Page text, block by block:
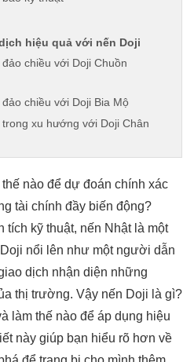
hiệu quả với nến Doji
chiều với Doji Chuồn
chiều với Doji Bia Mộ
xu hướng với Doji Chân
nào để dự đoán chính xác
tài chính đầy biến động?
tích kỹ thuật, nến Nhật là một
nổi lên như một người dẫn
dịch nhận diện những
thị trường. Vậy nến Doji là gì?
làm thế nào để áp dụng hiệu
này giúp bạn hiểu rõ hơn về